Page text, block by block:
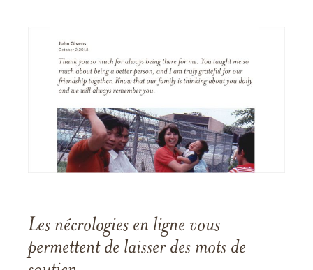
Les nécrologies en ligne vous
permettent de laisser des mots de